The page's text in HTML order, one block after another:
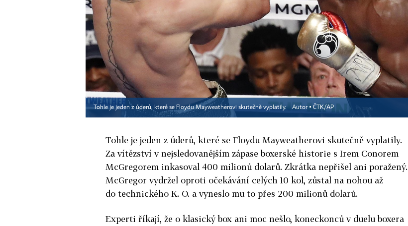
Tohle je jeden z úderů, které se Floydu Mayweatherovi skutečně vyplatily. Autor ▪ ČTK/AP
Tohle je jeden z úderů, které se Floydu Mayweatherovi skutečně vyplatily.
Za vítězství v nejsledovanějším zápase boxerské historie s Irem Conorem
McGregorem inkasoval 400 milionů dolarů. Zkrátka nepřišel ani poražený.
McGregor vydržel oproti očekávání celých 10 kol, zůstal na nohou až
do technického K. O. a vyneslo mu to přes 200 milionů dolarů.
Experti říkají, že o klasický box ani moc nešlo, koneckonců v duelu boxera